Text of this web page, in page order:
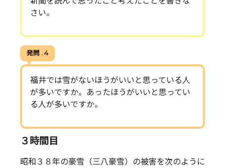
さい。
発問 . 4
福井では雪がないほうがいいと思っている人
が多いですか。あったほうがいいと思ってい
る人が多いですか。
３時間目
昭和３８年の豪雪（三八豪雪）の被害を次のように